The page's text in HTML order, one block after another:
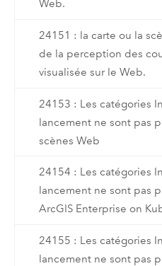
Web.
24151 : la carte ou la
de la perception des
visualisée sur le Web.
24153 : Les catégories
lancement ne sont pas
scènes Web
24154 : Les catégories
lancement ne sont pas
ArcGIS Enterprise on
24155 : Les catégories
lancement ne sont pas